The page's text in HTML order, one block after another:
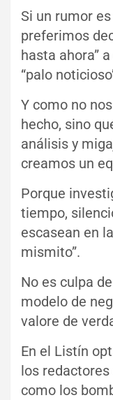
Si un rumor
preferimos
hasta ahora”
“palo
Y como no
hecho, sino
análisis y
creamos un
Porque
tiempo,
escasean en
mismito”.
No es culpa
modelo de
valore de
En el Listín
los
como los